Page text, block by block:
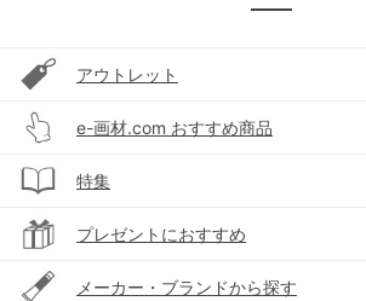
アウトレット
e-画材.com おすすめ商品
特集
プレゼントにおすすめ
メーカー・ブランドから探す